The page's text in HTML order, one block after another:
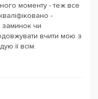
моменту - теж все
-
чи
вчити мою з
її всім.